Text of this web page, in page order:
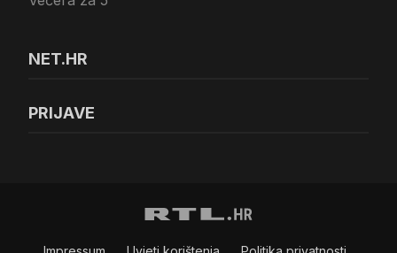
NET.HR
PRIJAVE